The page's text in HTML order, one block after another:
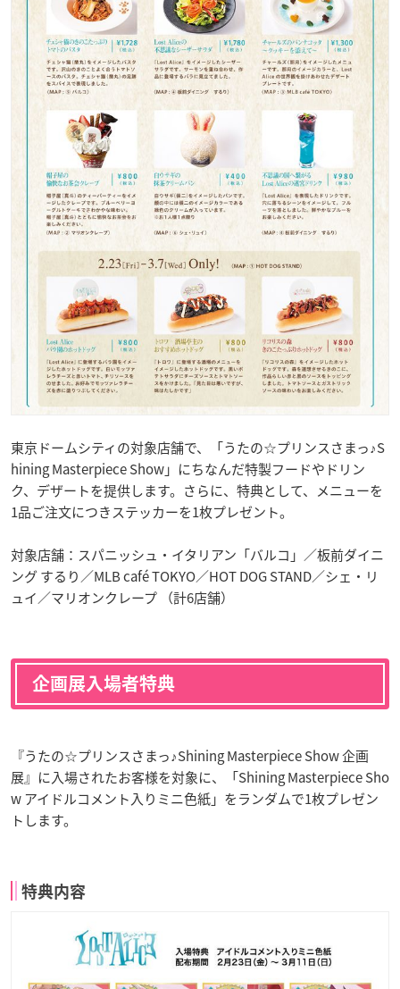
東京ドームシティの対象店舗で、「うたの☆プリンスさまっ♪S
hining Masterpiece Show」にちなんだ特製フードやドリン
ク、デザートを提供します。さらに、特典として、メニューを
1品ご注文につきステッカーを1枚プレゼント。
対象店舗：スパニッシュ・イタリアン「バルコ」／板前ダイニ
ング するり／MLB café TOKYO／HOT DOG STAND／シェ・リ
ュイ／マリオンクレープ （計6店舗）
企画展入場者特典
『うたの☆プリンスさまっ♪Shining Masterpiece Show 企画
展』に入場されたお客様を対象に、「Shining Masterpiece Sho
w アイドルコメント入りミニ色紙」をランダムで1枚プレゼン
トします。
特典内容